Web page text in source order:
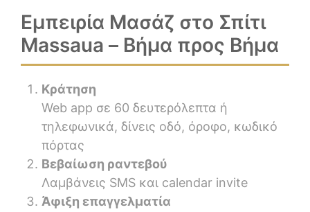
Εμπειρία Μασάζ στο Σπίτι
Massaua – Βήμα προς Βήμα
Κράτηση
Web app σε 60 δευτερόλεπτα ή
τηλεφωνικά, δίνεις οδό, όροφο, κωδικό
πόρτας
Βεβαίωση ραντεβού
Λαμβάνεις SMS και calendar invite
Άφιξη επαγγελματία